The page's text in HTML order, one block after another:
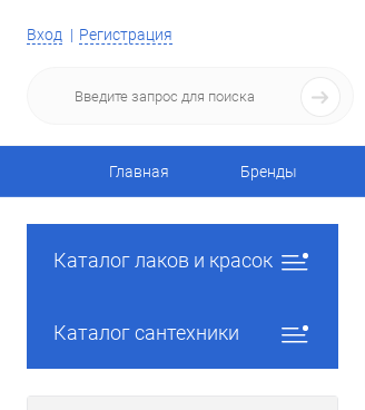
Вход Регистрация
Главная Бренды
Каталог лаков и красок
Каталог сантехники